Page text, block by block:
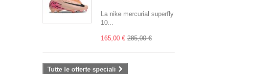
La nike mercurial superfly
10...
165,00 € 285,00 €
Tutte le offerte speciali